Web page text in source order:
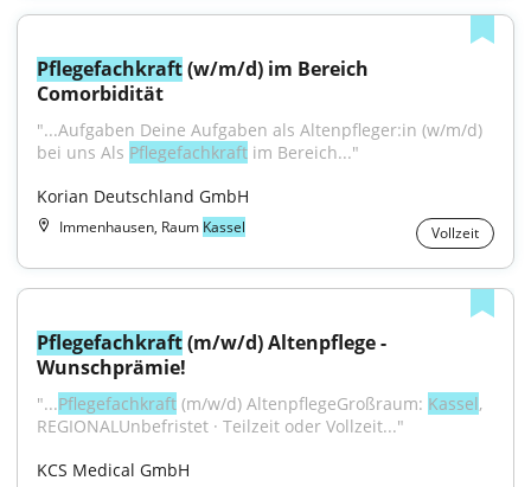
Pflegefachkraft (w/m/d) im Bereich
Comorbidität
"...Aufgaben Deine Aufgaben als Altenpfleger:in (w/m/d)
bei uns Als Pflegefachkraft im Bereich..."
Korian Deutschland GmbH
Immenhausen, Raum Kassel Vollzeit
Pflegefachkraft (m/w/d) Altenpflege -
Wunschprämie!
"...Pflegefachkraft (m/w/d) AltenpflegeGroßraum: Kassel,
REGIONALUnbefristet · Teilzeit oder Vollzeit..."
KCS Medical GmbH